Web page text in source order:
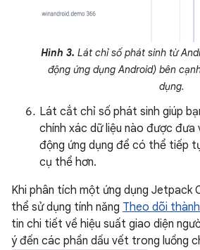
Hình 3. Lát chỉ số phát sinh từ
động ứng dụng Android) bên
dụng.
Lát cắt chỉ số phát sinh giúp
chính xác dữ liệu nào được đưa
động ứng dụng để có thể tiếp
cụ thể hơn.
Khi phân tích một ứng dụng Jetpack
thể sử dụng tính năng Theo dõi
tin chi tiết về hiệu suất giao diện
ý đến các phần dấu vết trong luồng